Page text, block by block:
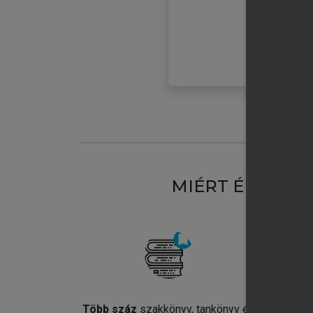
MIÉRT
Több száz szakkönyv, tankönyv és